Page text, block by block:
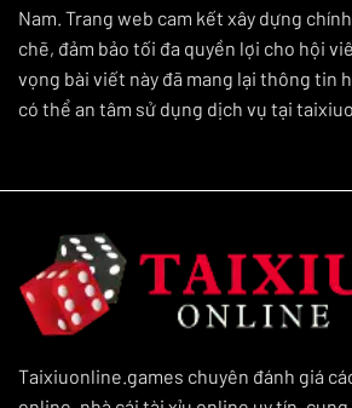
Nam. Trang web cam kết xây dựng
chẽ, đảm bảo tối đa quyền lợi cho hội
vọng bài viết này đã mang lại thông tin
có thể an tâm sử dụng dịch vụ tại
Taixiuonline.games chuyên đánh giá